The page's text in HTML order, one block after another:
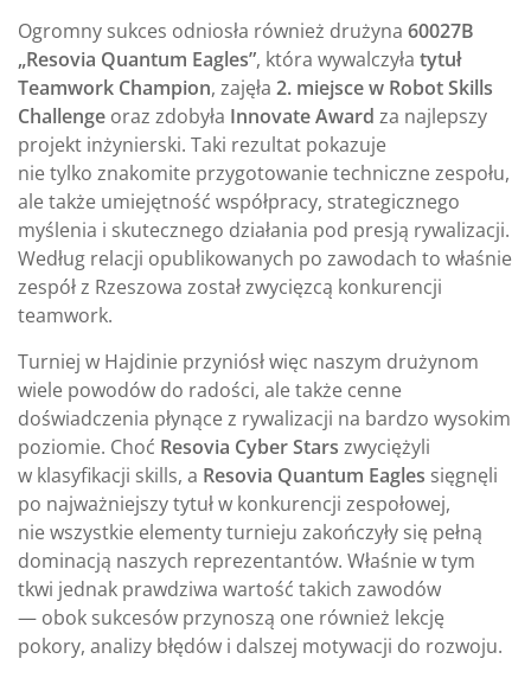
Ogromny sukces odniosła również drużyna 60027B
„Resovia Quantum Eagles”, która wywalczyła tytuł
Teamwork Champion, zajęła 2. miejsce w Robot Skills
Challenge oraz zdobyła Innovate Award za najlepszy
projekt inżynierski. Taki rezultat pokazuje
nie tylko znakomite przygotowanie techniczne zespołu,
ale także umiejętność współpracy, strategicznego
myślenia i skutecznego działania pod presją rywalizacji.
Według relacji opublikowanych po zawodach to właśnie
zespół z Rzeszowa został zwycięzcą konkurencji
teamwork.
Turniej w Hajdinie przyniósł więc naszym drużynom
wiele powodów do radości, ale także cenne
doświadczenia płynące z rywalizacji na bardzo wysokim
poziomie. Choć Resovia Cyber Stars zwyciężyli
w klasyfikacji skills, a Resovia Quantum Eagles sięgnęli
po najważniejszy tytuł w konkurencji zespołowej,
nie wszystkie elementy turnieju zakończyły się pełną
dominacją naszych reprezentantów. Właśnie w tym
tkwi jednak prawdziwa wartość takich zawodów
— obok sukcesów przynoszą one również lekcję
pokory, analizy błędów i dalszej motywacji do rozwoju.